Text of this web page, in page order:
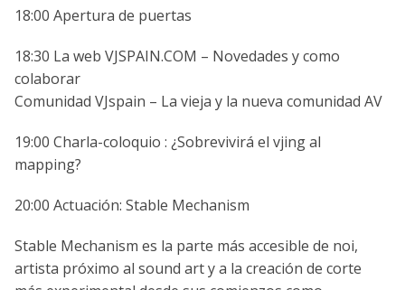
18:00 Apertura de puertas
18:30 La web VJSPAIN.COM – Novedades y como
colaborar
Comunidad VJspain – La vieja y la nueva comunidad AV
19:00 Charla-coloquio : ¿Sobrevivirá el vjing al
mapping?
20:00 Actuación: Stable Mechanism
Stable Mechanism es la parte más accesible de noi,
artista próximo al sound art y a la creación de corte